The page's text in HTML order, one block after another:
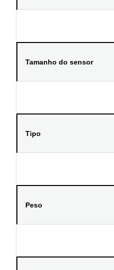
Tamanho do sensor
Tipo
Peso